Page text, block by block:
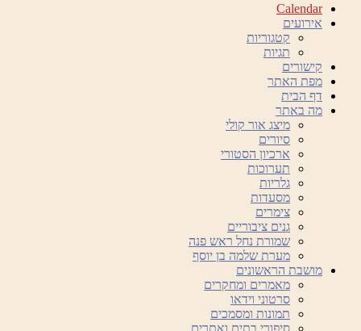
Calendar
אירועים
קטגוריות
תגיות
קישורים
מפת האתר
דף הבית
מה באתר
מיצג אור קולי
סיורים
ארכיון הסטורי
תערוכות
גלריות
מסעדות
צימרים
גנים ציבוריים
שמורת נחל ראש פנה
מערת שלמה בן יוסף
מושבת הראשונים
מאמרים ומחקרים
סרטוני וידאו
תמונות ומסמכים
סיפורי בתים ואתרים